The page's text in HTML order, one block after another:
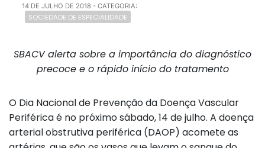
14 DE JULHO DE 2018 - CATEGORIA:
SOCIEDADE DE ESPECIALIDADE
SBACV alerta sobre a importância do diagnóstico
precoce e o rápido início do tratamento
O Dia Nacional de Prevenção da Doença Vascular
Periférica é no próximo sábado, 14 de julho. A doença
arterial obstrutiva periférica (DAOP) acomete as